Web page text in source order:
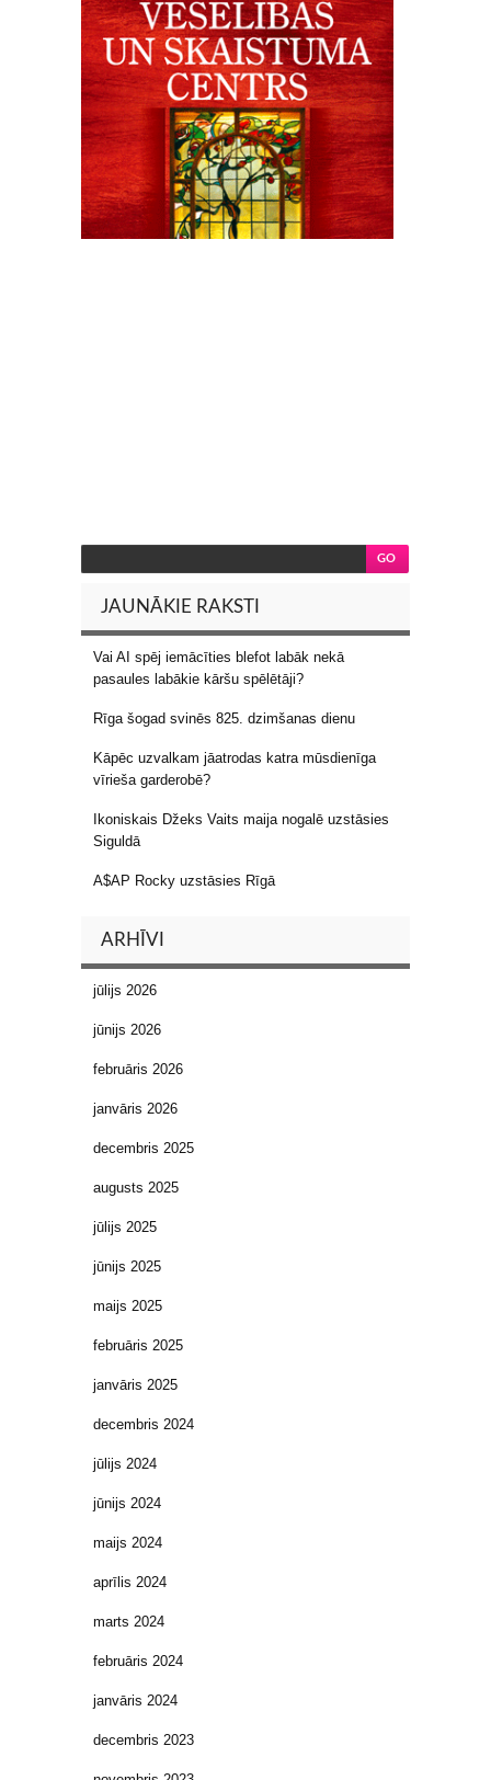
JAUNĀKIE RAKSTI
Vai AI spēj iemācīties blefot labāk nekā
pasaules labākie kāršu spēlētāji?
Rīga šogad svinēs 825. dzimšanas dienu
Kāpēc uzvalkam jāatrodas katra mūsdienīga
vīrieša garderobē?
Ikoniskais Džeks Vaits maija nogalē uzstāsies
Siguldā
A$AP Rocky uzstāsies Rīgā
ARHĪVI
jūlijs 2026
jūnijs 2026
februāris 2026
janvāris 2026
decembris 2025
augusts 2025
jūlijs 2025
jūnijs 2025
maijs 2025
februāris 2025
janvāris 2025
decembris 2024
jūlijs 2024
jūnijs 2024
maijs 2024
aprīlis 2024
marts 2024
februāris 2024
janvāris 2024
decembris 2023